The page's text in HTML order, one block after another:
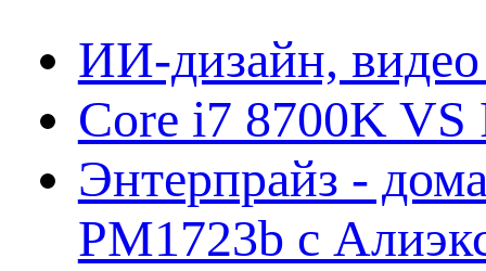
ИИ-дизайн,
Core i7 8700K VS
Энтерпрайз -
PM1723b с